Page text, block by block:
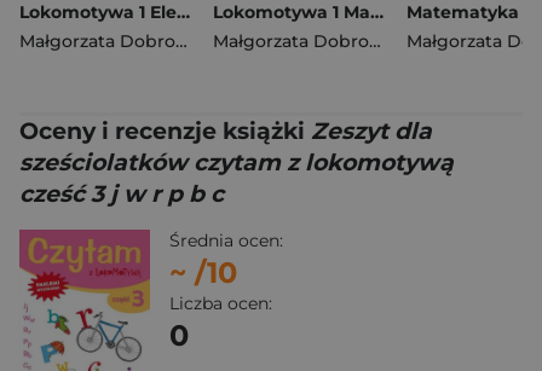
Lokomotywa 1 Elementarz cz 2 Podręcznik dla klasy pierwszej EDYCJA 2026
Małgorzata Dobrowolska
,Barbara Szczawińska,
Lokomotywa 1 Matematyka podręcznik dla klasy pierwszej EDYCJA 2026
Małgorzata Dobrowolska
,Agnieszka
Oceny i recenzje książki Zeszyt dla
sześciolatków czytam z lokomotywą
cześć 3 j w r p b c
Średnia ocen:
~ /10
Liczba ocen:
0